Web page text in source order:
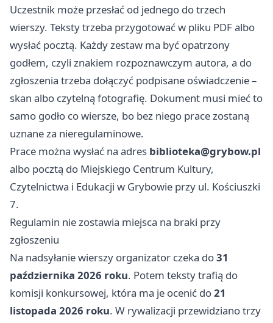
Uczestnik może przesłać od jednego do trzech
wierszy. Teksty trzeba przygotować w pliku PDF albo
wysłać pocztą. Każdy zestaw ma być opatrzony
godłem, czyli znakiem rozpoznawczym autora, a do
zgłoszenia trzeba dołączyć podpisane oświadczenie –
skan albo czytelną fotografię. Dokument musi mieć to
samo godło co wiersze, bo bez niego prace zostaną
uznane za nieregulaminowe.
Prace można wysłać na adres biblioteka@grybow.pl
albo pocztą do Miejskiego Centrum Kultury,
Czytelnictwa i Edukacji w Grybowie przy ul. Kościuszki
7.
Regulamin nie zostawia miejsca na braki przy
zgłoszeniu
Na nadsyłanie wierszy organizator czeka do31
października 2026 roku. Potem teksty trafią do
komisji konkursowej, która ma je ocenić do21
listopada 2026 roku. W rywalizacji przewidziano trzy